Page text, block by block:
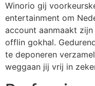
Winorio gij
entertainment om
account aanmaakt
offlin gokhal.
te deponeren
weggaan jij vrij in